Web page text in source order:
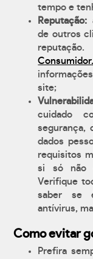
tempo e
Reputação:
de outros
site;
cuidado
segurança,
dados
requisitos
si só não
Verifique
saber se
antívirus,
Como evitar
Prefira